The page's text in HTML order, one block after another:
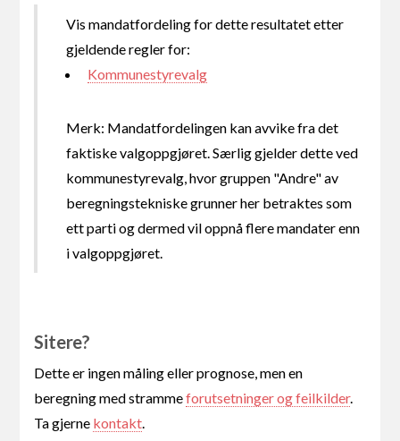
Vis mandatfordeling for dette resultatet etter
gjeldende regler for:
Kommunestyrevalg
Merk: Mandatfordelingen kan avvike fra det
faktiske valgoppgjøret. Særlig gjelder dette ved
kommunestyrevalg, hvor gruppen "Andre" av
beregningstekniske grunner her betraktes som
ett parti og dermed vil oppnå flere mandater enn
i valgoppgjøret.
Sitere?
Dette er ingen måling eller prognose, men en
beregning med strammeforutsetninger og feilkilder.
Ta gjerne kontakt.